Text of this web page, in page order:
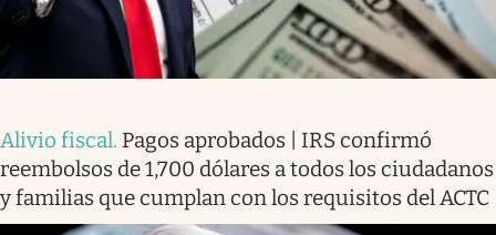
Alivio fiscal. Pagos aprobados | IRS confirmó
reembolsos de 1,700 dólares a todos los ciudadanos
y familias que cumplan con los requisitos del ACTC